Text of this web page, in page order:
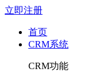
立即注册
首页
CRM系统
CRM功能